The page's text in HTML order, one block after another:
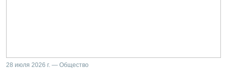
28 июля 2026 г. — Общество